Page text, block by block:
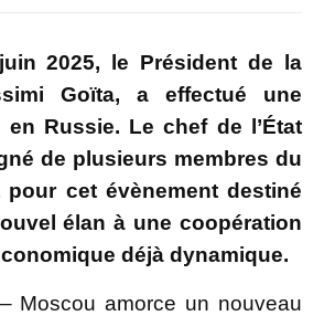
2025, le Président de la
Goïta, a effectué une
Russie. Le chef de l’État
de plusieurs membres du
pour cet évènement destiné
élan à une coopération
déjà dynamique.
Moscou amorce un nouveau